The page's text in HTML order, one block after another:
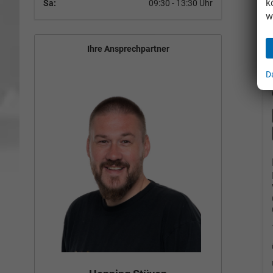
Sa:
09:30 - 13:30 Uhr
Ihre Ansprechpartner